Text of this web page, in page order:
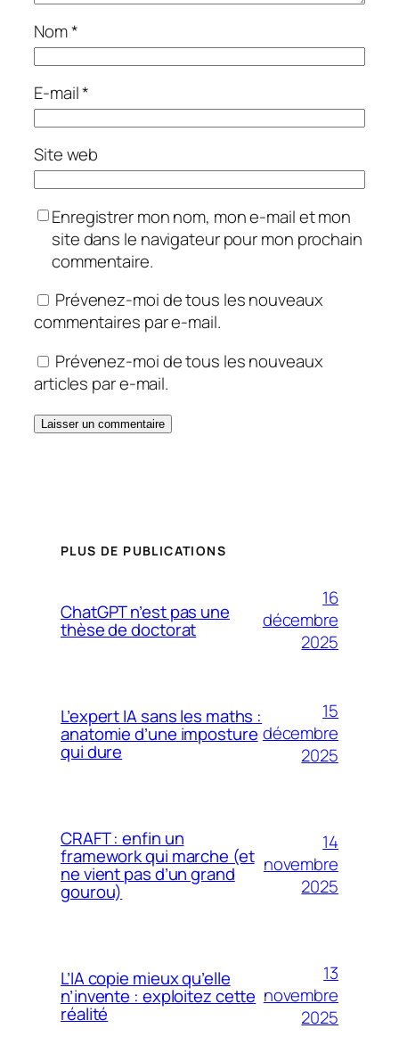
Nom*
E-mail*
Site web
Enregistrer mon nom, mon e-mail et mon
site dans le navigateur pour mon prochain
commentaire.
Prévenez-moi de tous les nouveaux
commentaires par e-mail.
Prévenez-moi de tous les nouveaux
articles par e-mail.
PLUS DE PUBLICATIONS
ChatGPT n’est pas une
thèse de doctorat
16
décembre
2025
L’expert IA sans les maths :
anatomie d’une imposture
qui dure
15
décembre
2025
CRAFT : enfin un
framework qui marche (et
ne vient pas d’un grand
gourou)
14
novembre
2025
L’IA copie mieux qu’elle
n’invente : exploitez cette
réalité
13
novembre
2025